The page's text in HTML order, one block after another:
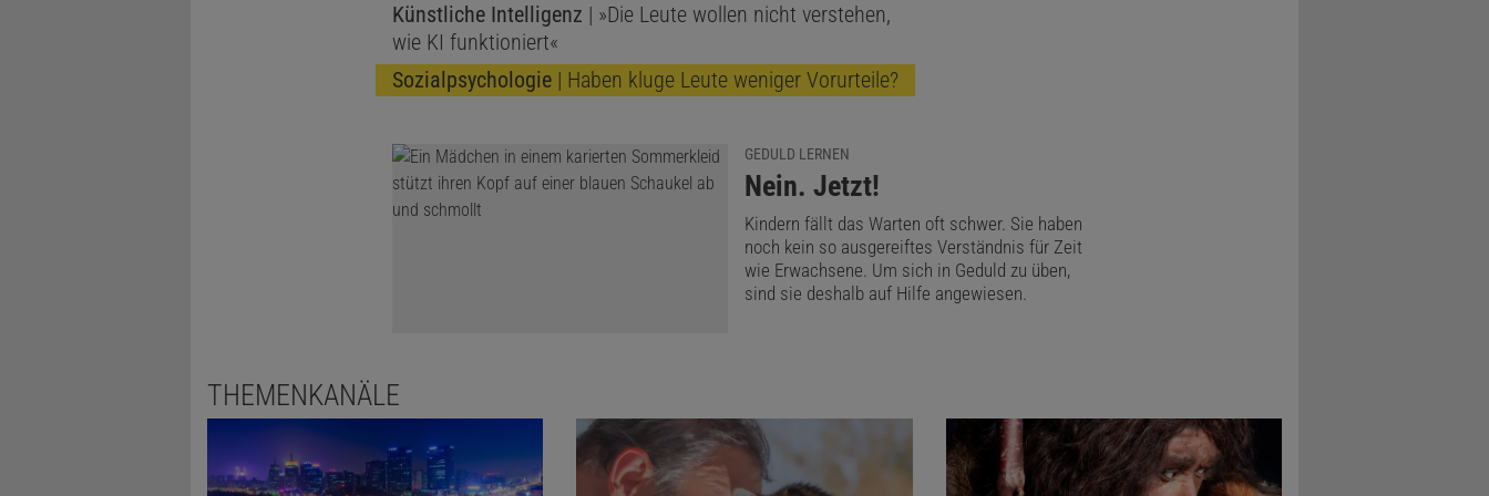
tatsächlich Versuche, hier empirische Belege zu gewinnen. Unter anderem kann
man auf Daten der Versicherungswirtschaft zurückgreifen, die regelmäßig das
»Verkehrsklima in Deutschland« untersuchen lässt.
Das könnte Sie auch interessieren:
Spektrum – Die WocheGanze Buchrollen nach
2000 Jahren wieder lesbar
wie Drängeln und insbesondere dichtes Auffahren auf der Überholspur in den
letzten Jahren durch die Befragten deutlich öfter bei anderen beobachtet, aber
auch selbst eingestanden werden. Allerdings hat zugleich die Dichte des
Künstliche Intelligenz | »Die Leute wollen nicht verstehen,
wie KI funktioniert«
Sozialpsychologie| Haben kluge Leute weniger Vorurteile?
GEDULD LERNEN
:
Nein. Jetzt!
Kindern fällt das Warten oft schwer. Sie haben
noch kein so ausgereiftes Verständnis für Zeit
wie Erwachsene. Um sich in Geduld zu üben,
sind sie deshalb auf Hilfe angewiesen.
THEMENKANÄLE